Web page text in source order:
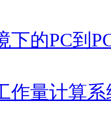
下的PC到
作量计算